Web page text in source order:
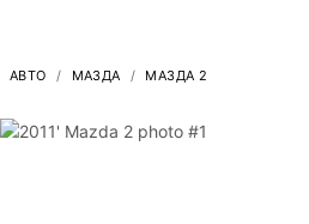
АВТО МАЗДА МАЗДА 2